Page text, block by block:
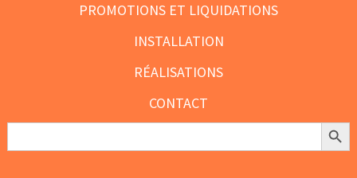
PROMOTIONS ET LIQUIDATIONS
INSTALLATION
RÉALISATIONS
CONTACT
Search
Search